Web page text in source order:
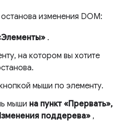
изменения DOM:
.
на котором вы хотите
мыши по элементу.
мыши на пункт «Прервать»,
поддерева» ,